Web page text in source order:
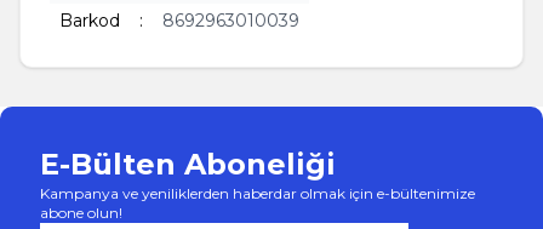
Barkod
: 8692963010039
E-Bülten Aboneliği
Kampanya ve yeniliklerden haberdar olmak için e-bültenimize
abone olun!